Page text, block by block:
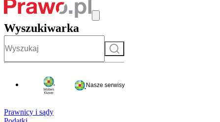
Wyszukiwarka
Szukaj
Nasze serwisy
Prawnicy i sądy